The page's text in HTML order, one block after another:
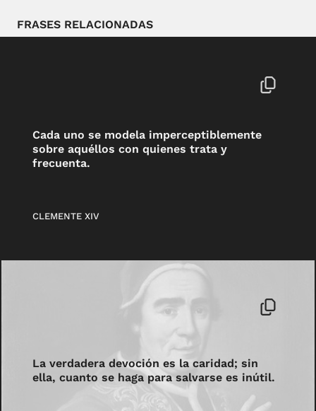
FRASES RELACIONADAS
Cada uno se modela imperceptiblemente
sobre aquéllos con quienes trata y
frecuenta.
CLEMENTE XIV
La verdadera devoción es la caridad; sin
ella, cuanto se haga para salvarse es inútil.